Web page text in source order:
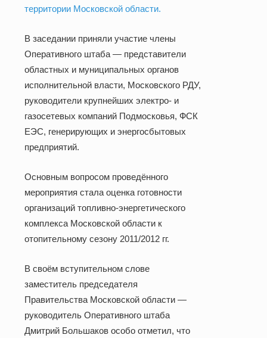
территории Московской области.
В заседании приняли участие члены
Оперативного штаба — представители
областных и муниципальных органов
исполнительной власти, Московского РДУ,
руководители крупнейших электро- и
газосетевых компаний Подмосковья, ФСК
ЕЭС, генерирующих и энергосбытовых
предприятий.
Основным вопросом проведённого
мероприятия стала оценка готовности
организаций топливно-энергетического
комплекса Московской области к
отопительному сезону 2011/2012 гг.
В своём вступительном слове
заместитель председателя
Правительства Московской области —
руководитель Оперативного штаба
Дмитрий Большаков особо отметил, что